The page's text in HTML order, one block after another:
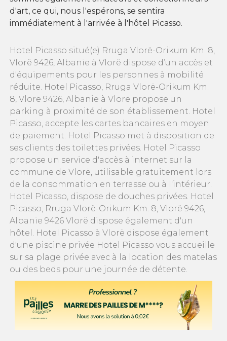
d'art, ce qui, nous l'espérons, se sentira
immédiatement à l'arrivée à l'hôtel Picasso.
Hotel Picasso situé(e) Rruga Vlorë-Orikum Km. 8,
Vlorë 9426, Albanie à Vlorë dispose d’un accès et
d'équipements pour les personnes à mobilité
réduite. Hotel Picasso, Rruga Vlorë-Orikum Km.
8, Vlorë 9426, Albanie à Vlorë propose un
parking à proximité de son établissement. Hotel
Picasso, accepte les cartes bancaires en moyen
de paiement. Hotel Picasso met à disposition de
ses clients des toilettes privées. Hotel Picasso
propose un service d'accès à internet sur la
commune de Vlorë, utilisable gratuitement lors
de la consommation en terrasse ou à l'intérieur.
Hotel Picasso, dispose de douches privées. Hotel
Picasso, Rruga Vlorë-Orikum Km. 8, Vlorë 9426,
Albanie 9426 Vlorë dispose également d'un
hôtel. Hotel Picasso à Vlorë dispose également
d'une piscine privée Hotel Picasso vous accueille
sur sa plage privée avec à la location des matelas
ou des beds pour une journée de détente.